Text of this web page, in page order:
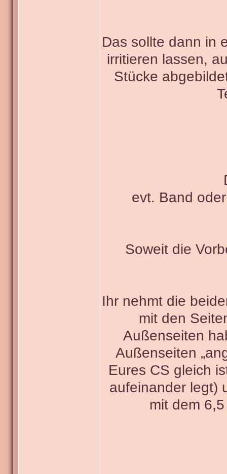
Das sollte dann in
irritieren lassen,
Stücke
evt. Band
Soweit die
Ihr nehmt die
mit den
Außenseiten
Außenseiten
Eures CS gleich
aufeinander legt)
mit dem